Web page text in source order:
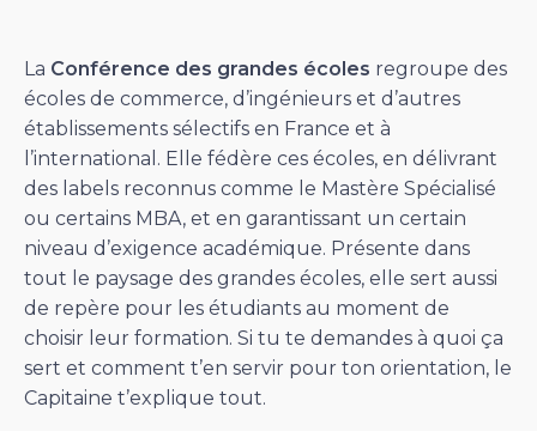
La Conférence des grandes écoles regroupe des
écoles de commerce, d’ingénieurs et d’autres
établissements sélectifs en France et à
l’international. Elle fédère ces écoles, en délivrant
des labels reconnus comme le Mastère Spécialisé
ou certains MBA, et en garantissant un certain
niveau d’exigence académique. Présente dans
tout le paysage des grandes écoles, elle sert aussi
de repère pour les étudiants au moment de
choisir leur formation. Si tu te demandes à quoi ça
sert et comment t’en servir pour ton orientation, le
Capitaine t’explique tout.